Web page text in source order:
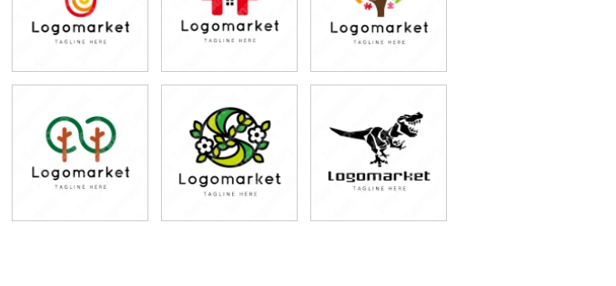
79,800円
(税込87,780円)
79,800円
(税込87,780円)
79,800円
(税込87,780円)